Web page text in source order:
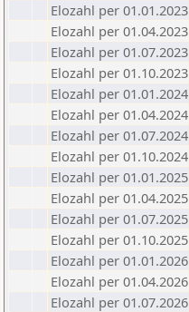
Elozahl per 01.01.2023
Elozahl per 01.04.2023
Elozahl per 01.07.2023
Elozahl per 01.10.2023
Elozahl per 01.01.2024
Elozahl per 01.04.2024
Elozahl per 01.07.2024
Elozahl per 01.10.2024
Elozahl per 01.01.2025
Elozahl per 01.04.2025
Elozahl per 01.07.2025
Elozahl per 01.10.2025
Elozahl per 01.01.2026
Elozahl per 01.04.2026
Elozahl per 01.07.2026